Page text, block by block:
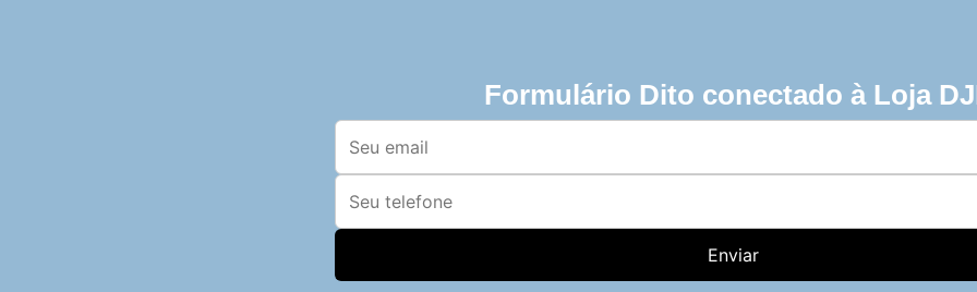
Formulário Dito conectado à Loja
Enviar